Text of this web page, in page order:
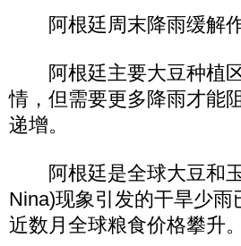
阿根廷周末降雨缓解作
阿根廷主要大豆种植区
情，但需要更多降雨才能
递增。
阿根廷是全球大豆和玉
Nina)现象引发的干旱少
近数月全球粮食价格攀升。